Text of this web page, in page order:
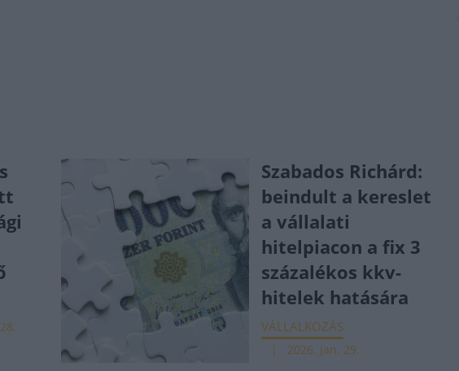
Szabados Richárd:
beindult a kereslet
a vállalati
hitelpiacon a fix 3
százalékos kkv-
hitelek hatására
VÁLLALKOZÁS
2026. jan. 29.